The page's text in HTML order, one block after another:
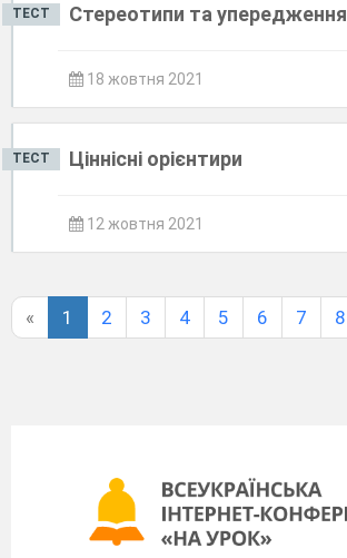
ТЕСТ Стереотипи та упередження
18 жовтня 2021
ТЕСТ Ціннісні орієнтири
12 жовтня 2021
« 1 2 3 4 5 6 7 8